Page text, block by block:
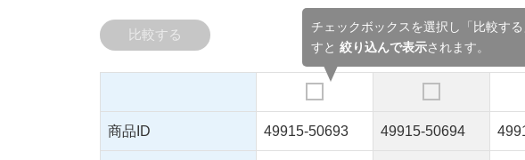
チェックボックスを選択し「比較す
すと絞り込んで表示されます。
比較する
商品ID 49915-50693 49915-50694